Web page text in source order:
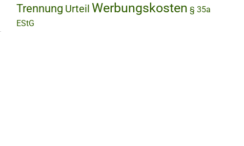
Trennung Urteil Werbungskosten § 35a
EStG